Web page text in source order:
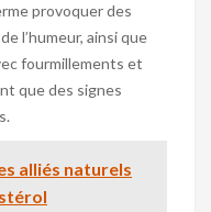
provoquer des
l’humeur, ainsi que
fourmillements et
que des signes
alliés naturels